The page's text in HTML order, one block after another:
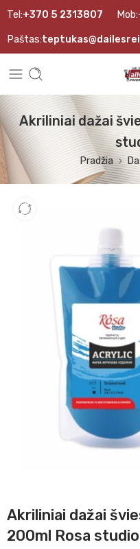
Tel:+370 5 2313807 Mob:
Paštas:
Akriliniai dažai
Pradžia
Akriliniai dažai
200ml Rosa